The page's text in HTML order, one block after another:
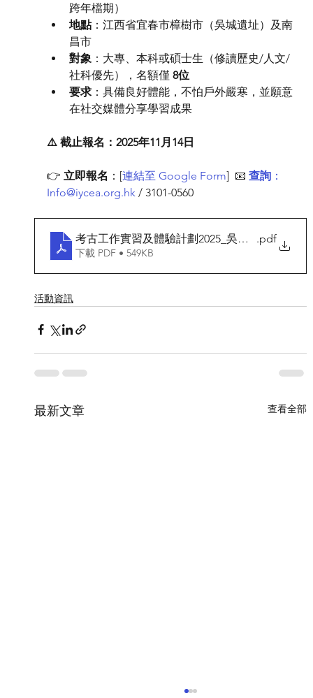
跨年檔期）
地點：江西省宜春市樟樹市（吳城遺址）及南
昌市
對象：大專、本科或碩士生（修讀歷史/人文/
社科優先），名額僅 8位
要求：具備良好體能，不怕戶外嚴寒，並願意
在社交媒體分享學習成果
⚠️ 截止報名：2025年11月14日
👉 立即報名 ：[連結至 Google Form]  📧 查詢：
Info@iycea.org.hk / 3101-0560
考古工作實習及體驗計劃2025_吳城遺址西南調
.pdf
下載 PDF • 549KB
活動資訊
最新文章 查看全部